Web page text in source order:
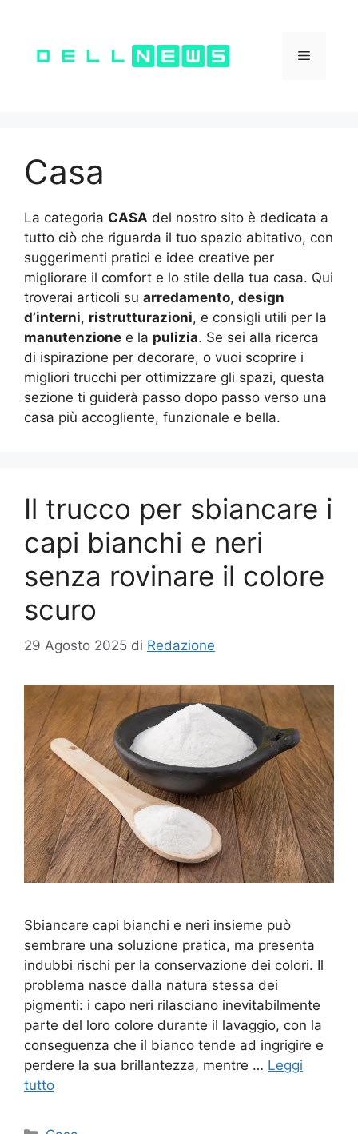
contenuto
Menu
Casa
La categoria CASA del nostro sito è dedicata a
tutto ciò che riguarda il tuo spazio abitativo, con
suggerimenti pratici e idee creative per
migliorare il comfort e lo stile della tua casa. Qui
troverai articoli su arredamento, design
d’interni, ristrutturazioni, e consigli utili per la
manutenzione e la pulizia. Se sei alla ricerca
di ispirazione per decorare, o vuoi scoprire i
migliori trucchi per ottimizzare gli spazi, questa
sezione ti guiderà passo dopo passo verso una
casa più accogliente, funzionale e bella.
Il trucco per sbiancare i
capi bianchi e neri
senza rovinare il colore
scuro
29 Agosto 2025 di Redazione
Sbiancare capi bianchi e neri insieme può
sembrare una soluzione pratica, ma presenta
indubbi rischi per la conservazione dei colori. Il
problema nasce dalla natura stessa dei
pigmenti: i capo neri rilasciano inevitabilmente
parte del loro colore durante il lavaggio, con la
conseguenza che il bianco tende ad ingrigire e
perdere la sua brillantezza, mentre … Leggi
tutto